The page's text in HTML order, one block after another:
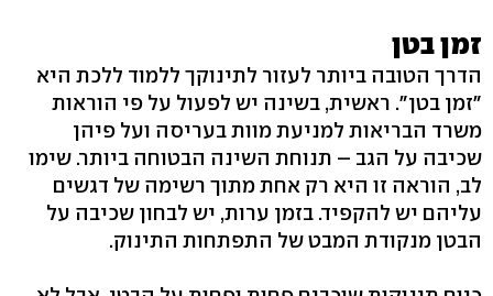
זמן בטן
הדרך הטובה ביותר לעזור לתינוקך ללמוד ללכת היא
"זמן בטן". ראשית, בשינה יש לפעול על פי הוראות
משרד הבריאות למניעת מוות בעריסה ועל פיהן
שכיבה על הגב – תנוחת השינה הבטוחה ביותר. שימו
לב, הוראה זו היא רק אחת מתוך רשימה של דגשים
עליהם יש להקפיד. בזמן ערות, יש לבחון שכיבה על
הבטן מנקודת המבט של התפתחות התינוק.